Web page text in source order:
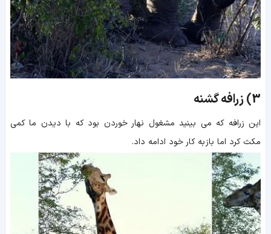
3) زرافه گشنه
این زرافه که می بینید مشغول نهار خوردن بود که با دیدن ما کمی
مکث کرد اما باز به کار خود ادامه داد.